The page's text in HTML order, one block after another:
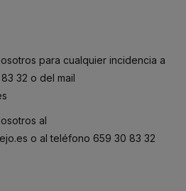
para cualquier incidencia a
32 o del mail
al
o al teléfono 659 30 83 32